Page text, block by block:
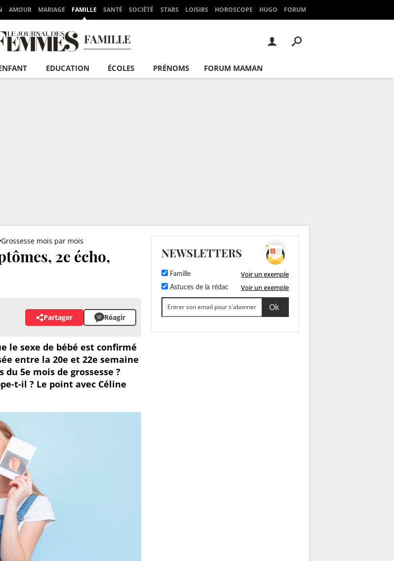
AMOUR MARIAGE FAMILLE SANTÉ SOCIÉTÉ STARS LOISIRS HOROSCOPE HUGO FORUM
FAMILLE
EDUCATION ÉCOLES PRÉNOMS FORUM MAMAN
Grossesse mois par mois
2e écho,
Partager Réagir
le sexe de bébé est confirmé
entre la 20e et 22e semaine
5e mois de grossesse ?
t-il ? Le point avec Céline
NEWSLETTERS
Famille Voir un exemple
Astuces de la rédac Voir un exemple